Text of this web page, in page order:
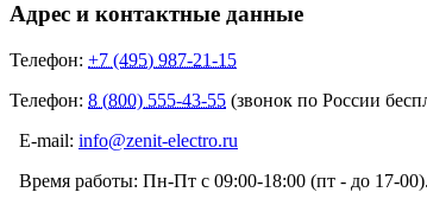
Адрес и контактные данные
Телефон: +7 (495) 987-21-15
Телефон: 8 (800) 555-43-55 (звонок по России
E-mail: info@zenit-electro.ru
Время работы: Пн-Пт с 09:00-18:00 (пт - до 17-